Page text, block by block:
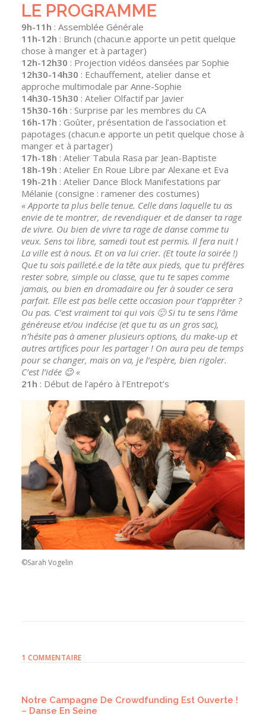
LE PROGRAMME
9h-11h : Assemblée Générale
11h-12h : Brunch (chacun.e apporte un petit quelque
chose à manger et à partager)
12h-12h30 : Projection vidéos dansées par Sophie
12h30-14h30 : Echauffement, atelier danse et
approche multimodale par Anne-Sophie
14h30-15h30 : Atelier Olfactif par Javier
15h30-16h : Surprise par les membres du CA
16h-17h : Goûter, présentation de l’association et
papotages (chacun.e apporte un petit quelque chose à
manger et à partager)
17h-18h : Atelier Tabula Rasa par Jean-Baptiste
18h-19h : Atelier En Roue Libre par Alexane et Eva
19h-21h : Atelier Dance Block Manifestations par
Mélanie (consigne : ramener des costumes)
« Apporte ta plus belle tenue. Celle dans laquelle tu as
envie de te montrer, de revendiquer et de danser ta rage
de vivre. Ou bien de vivre ta rage de danse comme tu
veux. Sens toi libre, samedi tout est permis. Il fera nuit !
La ville est à nous. Et on va lui crier. (Et toute la soirée !)
Que tu sois pailleté.e de la tête aux pieds, que tu préfères
rester sobre, simple ou classe, que tu te sapes comme
jamais, ou bien en dromadaire ou fer à souder ce sera
parfait. Elle est pas belle cette occasion pour t’apprêter ?
Ou pas. C’est vraiment toi qui vois 🙂 Si tu te sens l’âme
généreuse et/ou indécise (et que tu as un gros sac),
n’hésite pas à amener plusieurs options, du make-up et
autres artifices pour les partager ! On aura peu de temps
pour se changer, mais on va, je l’espère, bien rigoler.
C’est l’idée 😉 «
21h : Début de l’apéro à l’Entrepot’s
©Sarah Vogelin
1 COMMENTAIRE
Notre Campagne De Crowdfunding Est Ouverte !
– Danse En Seine